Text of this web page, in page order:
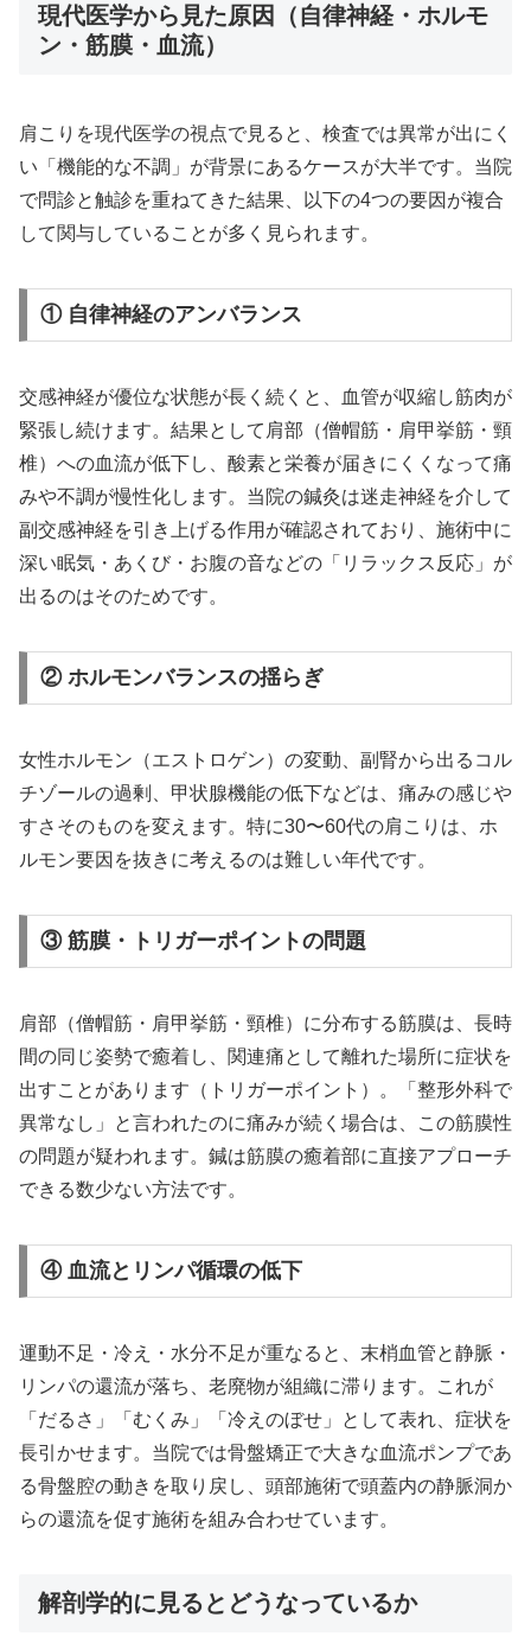
現代医学から見た原因（自律神経・ホルモ
ン・筋膜・血流）
肩こりを現代医学の視点で見ると、検査では異常が出にく
い「機能的な不調」が背景にあるケースが大半です。当院
で問診と触診を重ねてきた結果、以下の4つの要因が複合
して関与していることが多く見られます。
① 自律神経のアンバランス
交感神経が優位な状態が長く続くと、血管が収縮し筋肉が
緊張し続けます。結果として肩部（僧帽筋・肩甲挙筋・頸
椎）への血流が低下し、酸素と栄養が届きにくくなって痛
みや不調が慢性化します。当院の鍼灸は迷走神経を介して
副交感神経を引き上げる作用が確認されており、施術中に
深い眠気・あくび・お腹の音などの「リラックス反応」が
出るのはそのためです。
② ホルモンバランスの揺らぎ
女性ホルモン（エストロゲン）の変動、副腎から出るコル
チゾールの過剰、甲状腺機能の低下などは、痛みの感じや
すさそのものを変えます。特に30〜60代の肩こりは、ホ
ルモン要因を抜きに考えるのは難しい年代です。
③ 筋膜・トリガーポイントの問題
肩部（僧帽筋・肩甲挙筋・頸椎）に分布する筋膜は、長時
間の同じ姿勢で癒着し、関連痛として離れた場所に症状を
出すことがあります（トリガーポイント）。「整形外科で
異常なし」と言われたのに痛みが続く場合は、この筋膜性
の問題が疑われます。鍼は筋膜の癒着部に直接アプローチ
できる数少ない方法です。
④ 血流とリンパ循環の低下
運動不足・冷え・水分不足が重なると、末梢血管と静脈・
リンパの還流が落ち、老廃物が組織に滞ります。これが
「だるさ」「むくみ」「冷えのぼせ」として表れ、症状を
長引かせます。当院では骨盤矯正で大きな血流ポンプであ
る骨盤腔の動きを取り戻し、頭部施術で頭蓋内の静脈洞か
らの還流を促す施術を組み合わせています。
解剖学的に見るとどうなっているか